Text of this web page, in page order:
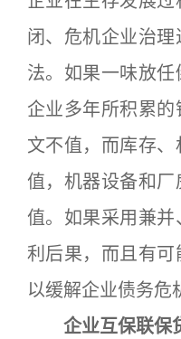
闭、危机企业治
法。如果一味放任
企业多年所积累的
文不值，而库存
值，机器设备和
值。如果采用兼
利后果，而且有可
以缓解企业债务危
企业互保联保